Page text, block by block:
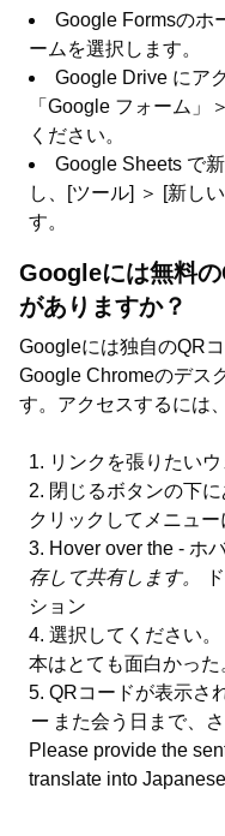
Google Formsのホ
ームを選択します。
Google Drive にア
「Google フォーム」
ください。
Google Sheets で
し、[ツール] ＞ [新し
す。
Googleには無料
がありますか？
Googleには独自のQR
Google Chromeのデス
す。アクセスするには
リンクを張りたい
閉じるボタンの下
クリックしてメニュー
Hover over the - ホ
存して共有します。
ション
選択してください。
本はとても面白かった
QRコードが表示さ
ー また会う日まで、
Please provide the
translate into